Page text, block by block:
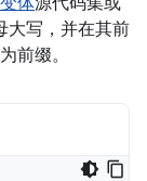
大写，并在其前
前缀。